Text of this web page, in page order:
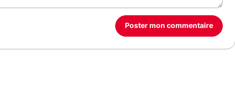
Poster mon commentaire